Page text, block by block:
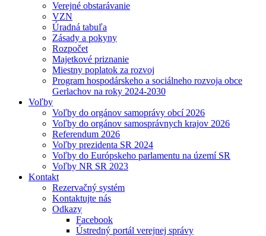
Verejné obstarávanie
VZN
Úradná tabuľa
Zásady a pokyny
Rozpočet
Majetkové priznanie
Miestny poplatok za rozvoj
Program hospodárskeho a sociálneho rozvoja obce
Gerlachov na roky 2024-2030
Voľby
Voľby do orgánov samoprávy obcí 2026
Voľby do orgánov samosprávnych krajov 2026
Referendum 2026
Voľby prezidenta SR 2024
Voľby do Európskeho parlamentu na území SR
Voľby NR SR 2023
Kontakt
Rezervačný systém
Kontaktujte nás
Odkazy
Facebook
Ústredný portál verejnej správy